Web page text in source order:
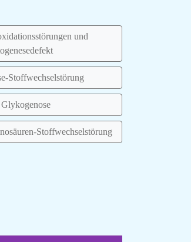
und
Stoffwechselstörung
Glykogenose
Stoffwechselstörung